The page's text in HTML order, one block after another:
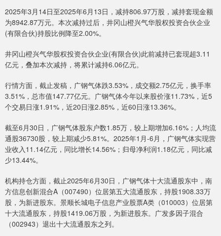
2025年3月14日至2025年6月13日，减持806.97万股，减持套现金额
为8942.87万元。本次减持过后，井冈山橙兴气华股权投资合伙企业
(有限合伙)持股比例降至2.00%。
井冈山橙兴气华股权投资合伙企业(有限合伙)此前减持已套现超3.11
亿元，叠加本次减持，将累计减持6.06亿元。
行情方面，截止发稿，广钢气体跌3.53%，成交额2.75亿元，换手率
3.51%，总市值147.77亿元。广钢气体今年以来股价涨11.73%，近5
个交易日涨1.91%，近20日涨2.85%，近60日涨13.36%。
截至6月30日，广钢气体股东户数1.85万，较上期增加6.16%；人均流
通股36730股，较上期减少5.81%。2025年1月-6月，广钢气体实现营
业收入11.14亿元，同比增长14.56%；归母净利润1.18亿元，同比减
少13.44%。
机构持仓方面，截止2025年6月30日，广钢气体十大流通股东中，南
方信息创新混合A（007490）位居第五大流通股东，持股1908.33万
股，为新进股东。景顺长城电子信息产业股票A类（010003）位居第
十大流通股东，持股1419.06万股，为新进股东。广发多因子混合
（002943）退出十大流通股东之列。